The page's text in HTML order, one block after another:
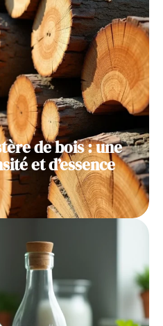
de bois : une
et d’essence